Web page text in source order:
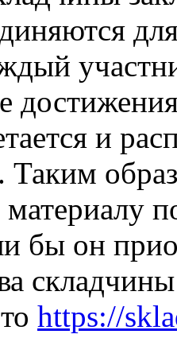
и
Таким
бы он
https://